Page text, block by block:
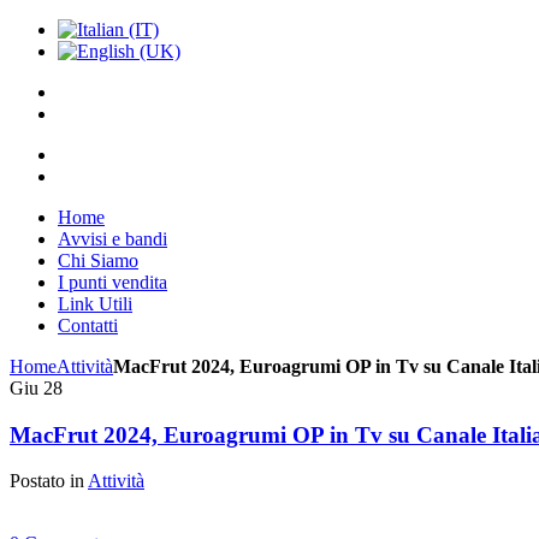
Home
Avvisi e bandi
Chi Siamo
I punti vendita
Link Utili
Contatti
HomeAttivitàMacFrut 2024, Euroagrumi OP in Tv su Canale
Giu 28
MacFrut 2024, Euroagrumi OP in Tv su Canale
Postato inAttività